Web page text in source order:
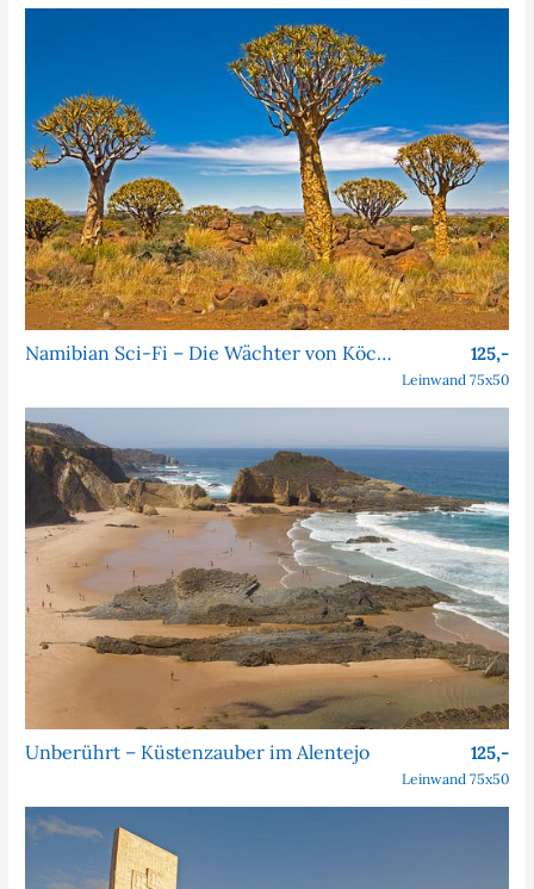
Namibian Sci-Fi – Die Wächter von Köcher Prime 125,-
Leinwand 75x50
Unberührt – Küstenzauber im Alentejo 125,-
Leinwand 75x50